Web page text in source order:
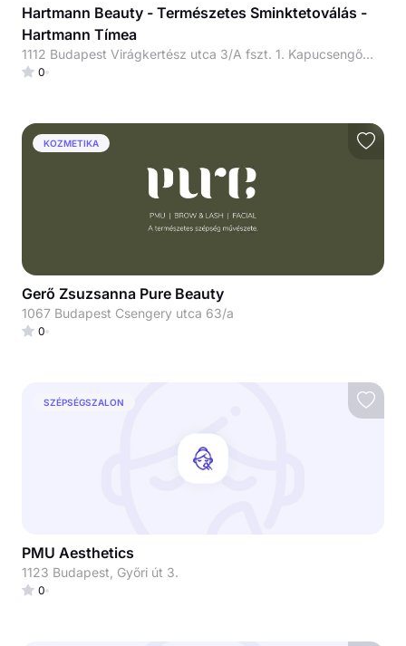
Hartmann Beauty - Természetes Sminktetoválás -
Hartmann Tímea
1112 Budapest Virágkertész utca 3/A fszt. 1. Kapucsengő: 001# (Virágkertész u. és Kiralyliliom u. sarok) Ha bejutottál a kapun, a lépcsőház ajtaját is nyitva találod majd (1 percig). Fontos: jó erősen kell meghúzni a kilincset 😊
0
KOZMETIKA
Gerő Zsuzsanna Pure Beauty
1067 Budapest Csengery utca 63/a
0
SZÉPSÉGSZALON
PMU Aesthetics
1123 Budapest, Győri út 3.
0